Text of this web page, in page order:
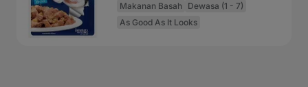
Makanan Basah Dewasa (1 - 7)
As Good As It Looks